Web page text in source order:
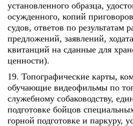
установленного образца,
осужденного, копий
судов, ответов по результатам
предложений, заявлений,
квитанций на сданные для
ценности).
19. Топографические карты,
обучающие видеофильмы по
служебному собаководству,
подготовке бойцов
горной подготовке и паркуру,